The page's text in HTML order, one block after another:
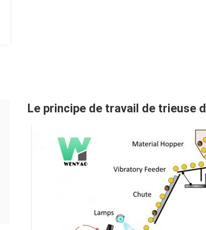
Le principe de travail de trieuse